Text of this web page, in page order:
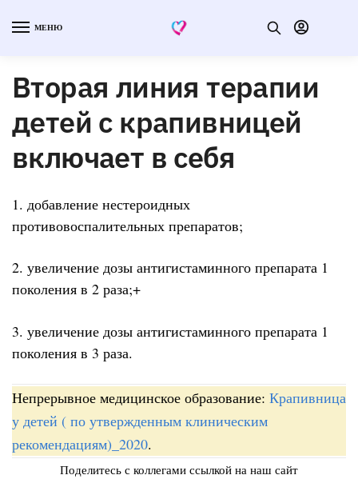
МЕНЮ
Вторая линия терапии
детей с крапивницей
включает в себя
1. добавление нестероидных
противовоспалительных препаратов;
2. увеличение дозы антигистаминного препарата 1
поколения в 2 раза;+
3. увеличение дозы антигистаминного препарата 1
поколения в 3 раза.
Непрерывное медицинское образование: Крапивница
у детей ( по утвержденным клиническим
рекомендациям)_2020.
Поделитесь с коллегами ссылкой на наш сайт